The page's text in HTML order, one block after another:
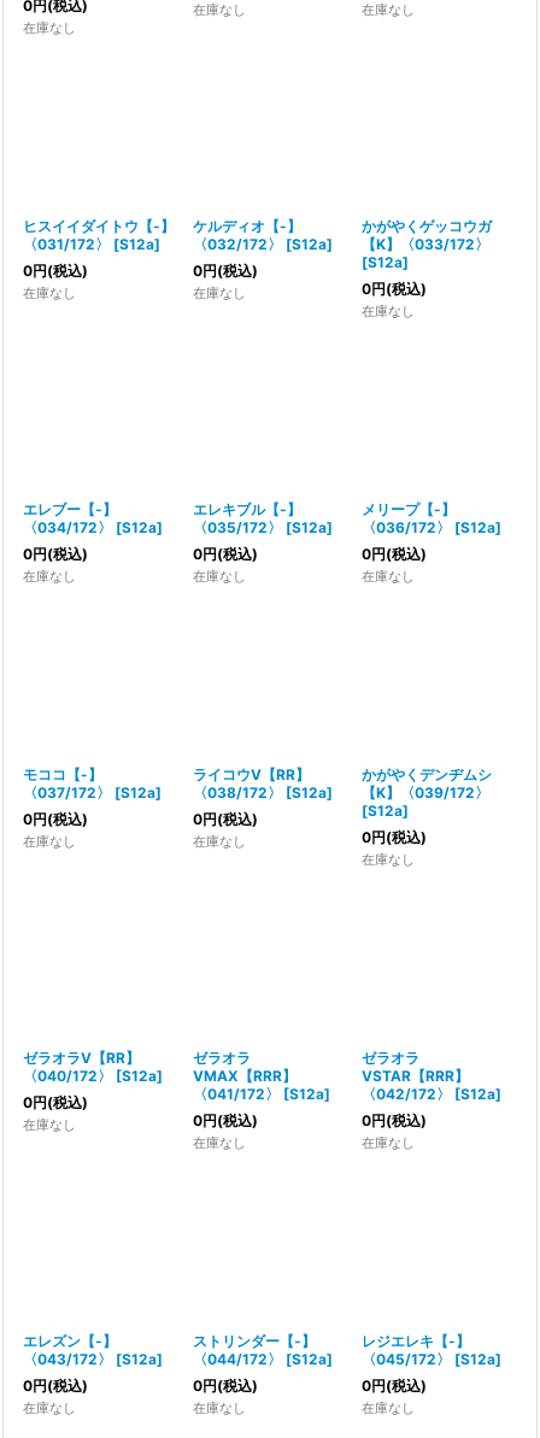
0円 (税込)
在庫なし
在庫なし 在庫なし
ヒスイイダイトウ【-】
〈031/172〉
[S12a]
0円(税込)
在庫なし
ケルディオ【-】
〈032/172〉
[S12a]
0円(税込)
在庫なし
かがやくゲッコウガ
【K】〈033/172〉
[S12a]
0円(税込)
在庫なし
エレブー【-】
〈034/172〉
[S12a]
0円(税込)
在庫なし
エレキブル【-】
〈035/172〉
[S12a]
0円(税込)
在庫なし
メリープ【-】
〈036/172〉
[S12a]
0円(税込)
在庫なし
モココ【-】
〈037/172〉
[S12a]
0円(税込)
在庫なし
ライコウV【RR】
〈038/172〉
[S12a]
0円(税込)
在庫なし
かがやくデンヂムシ
【K】〈039/172〉
[S12a]
0円(税込)
在庫なし
ゼラオラV【RR】
〈040/172〉
[S12a]
0円(税込)
在庫なし
ゼラオラ
VMAX【RRR】
〈041/172〉
[S12a]
0円(税込)
在庫なし
ゼラオラ
VSTAR【RRR】
〈042/172〉
[S12a]
0円(税込)
在庫なし
エレズン【-】
〈043/172〉
[S12a]
0円(税込)
在庫なし
ストリンダー【-】
〈044/172〉
[S12a]
0円(税込)
在庫なし
レジエレキ【-】
〈045/172〉
[S12a]
0円(税込)
在庫なし